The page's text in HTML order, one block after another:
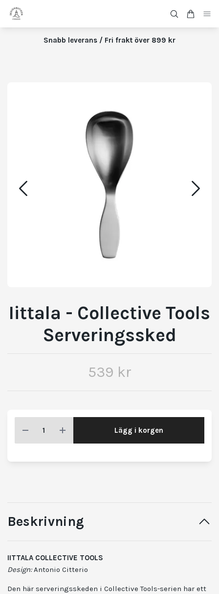
Snabb leverans / Fri frakt över 899 kr
Iittala - Collective Tools
Serveringssked
539 kr
Lägg i korgen
Beskrivning
IITTALA COLLECTIVE TOOLS
Design:Antonio Citterio
Den här serveringsskeden i Collective Tools-serien har ett